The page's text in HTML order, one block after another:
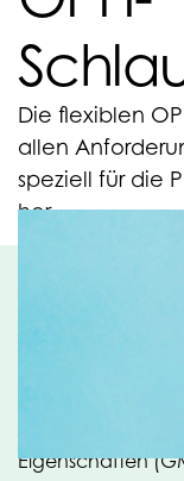
Die flexiblen
allen
speziell für die
her.
Die flexiblen
speziell für die
hergestellt. Die
verpackungen
Eigenschaften